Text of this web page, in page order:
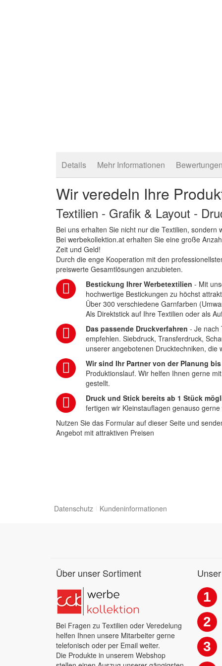
Details Mehr Informationen Bewertungen
Wir veredeln Ihre
Textilien - Grafik & Layout -
Bei uns erhalten Sie nicht nur die Textilien,
Bei werbekollektion.at erhalten Sie eine große
Zeit und Geld!
Durch die enge Kooperation mit den
preiswerte Gesamtlösungen anzubieten.
Bestickung Ihrer Werbetextilien - Mit
hochwertige Bestickungen zu höchst
Über 300 verschiedene Garnfarben
Als Direktstick auf Ihre Textilien oder als
Das passende Druckverfahren - Je nach
empfehlen. Siebdruck, Transferdruck,
unserer angebotenen Drucktechniken,
Wir sind Ihr Partner von der Planung
Produktionslauf. Wir helfen Ihnen gerne
gestellt.
Druck und Stick bereits ab 1 Stück
fertigen wir Kleinstauflagen genauso
Nutzen Sie das Formular auf dieser Seite und
Angebot mit attraktiven Preisen
Datenschutz Kundeninformationen
Über unser Sortiment
Bei Fragen zu Textilien oder Veredelung
helfen Ihnen unsere Mitarbeiter gerne
telefonisch oder per Email weiter.
Die Produkte in unserem Webshop
1
2
3